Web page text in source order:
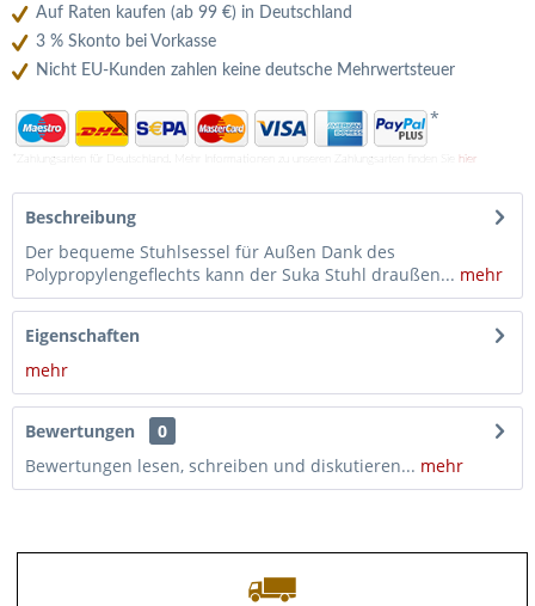
Auf Raten kaufen (ab 99 €) in Deutschland
3 % Skonto bei Vorkasse
Nicht EU-Kunden zahlen keine deutsche Mehrwertsteuer
*
*Zahlungsarten für Deutschland. Mehr Informationen zu unseren Zahlungsarten finden Sie hier
Beschreibung
Der bequeme Stuhlsessel für Außen Dank des
Polypropylengeflechts kann der Suka Stuhl draußen... mehr
Eigenschaften
mehr
Bewertungen
0
Bewertungen lesen, schreiben und diskutieren... mehr